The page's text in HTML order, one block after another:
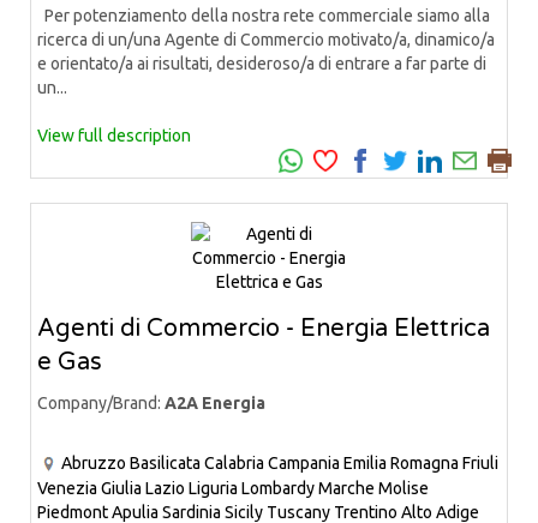
Per potenziamento della nostra rete commerciale siamo alla
ricerca di un/una Agente di Commercio motivato/a, dinamico/a
e orientato/a ai risultati, desideroso/a di entrare a far parte di
un...
View full description
Agenti di Commercio - Energia Elettrica
e Gas
Company/Brand: A2A Energia
Abruzzo Basilicata Calabria Campania Emilia Romagna Friuli
Venezia Giulia Lazio Liguria LombardyMarche Molise
PiedmontApulia Sardinia Sicily Tuscany Trentino Alto Adige